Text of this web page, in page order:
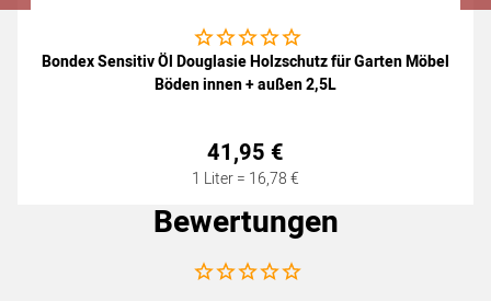
Noch keine Bewertungen abgegeben
Bondex Sensitiv Öl Douglasie Holzschutz für Garten Möbel
Böden innen + außen 2,5L
41,95 €
1 Liter = 16,78€
Bewertungen
Noch keine Bewertungen abgegeben